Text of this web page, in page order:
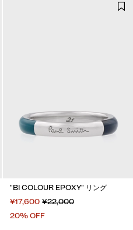
"BI COLOUR EPOXY" リング
¥17,600 ¥22,000
20% OFF